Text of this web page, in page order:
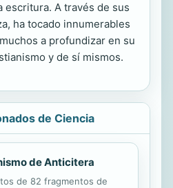
escritura. A través de sus
ha tocado innumerables
a profundizar en su
y de sí mismos.
de Ciencia
de Anticitera
de 82 fragmentos de